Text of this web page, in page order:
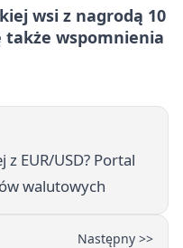
wsi z nagrodą 10
także wspomnienia
EUR/USD? Portal
walutowych
Następny >>